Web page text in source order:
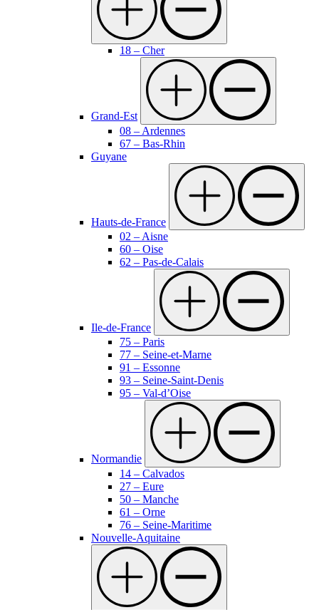
18 – Cher
Grand-Est
08 – Ardennes
67 – Bas-Rhin
Guyane
Hauts-de-France
02 – Aisne
60 – Oise
62 – Pas-de-Calais
Ile-de-France
75 – Paris
77 – Seine-et-Marne
91 – Essonne
93 – Seine-Saint-Denis
95 – Val-d’Oise
Normandie
14 – Calvados
27 – Eure
50 – Manche
61 – Orne
76 – Seine-Maritime
Nouvelle-Aquitaine